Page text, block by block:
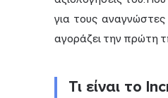
για τους αναγνώστες
αγοράζει την πρώτη
Τι είναι το